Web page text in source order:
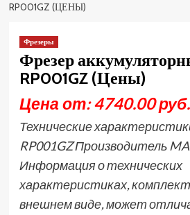
RP001GZ (ЦЕНЫ)
Фрезеры
Фрезер
RP001GZ (Цены)
Цена от: 4740.00 руб.
Технические
RP001GZ Производитель
Информация о технических
характеристиках,
внешнем виде, может